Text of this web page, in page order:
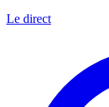
Le direct